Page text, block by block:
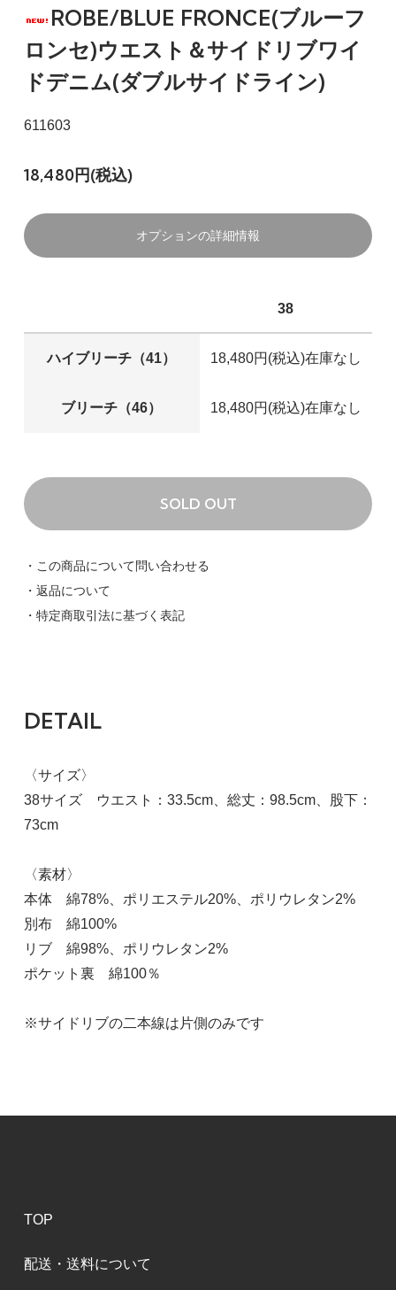
ROBE/BLUE FRONCE(ブルーフ
ロンセ)ウエスト＆サイドリブワイ
ドデニム(ダブルサイドライン)
611603
18,480円(税込)
オプションの詳細情報
38
ハイブリーチ（41） 18,480円(税込)在庫なし
ブリーチ（46） 18,480円(税込)在庫なし
SOLD OUT
・この商品について問い合わせる
・返品について
・特定商取引法に基づく表記
DETAIL
〈サイズ〉
38サイズ ウエスト：33.5cm、総丈：98.5cm、股下：
73cm
〈素材〉
本体 綿78%、ポリエステル20%、ポリウレタン2%
別布 綿100%
リブ 綿98%、ポリウレタン2%
ポケット裏 綿100％
※サイドリブの二本線は片側のみです
ハイブリーチ（41）
SOLD OUT
18,480円(税込)
TOP
配送・送料について